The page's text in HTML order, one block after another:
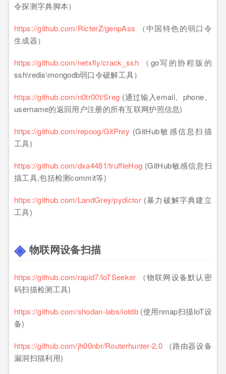
令探测字典脚本）
https://github.com/RicterZ/genpAss （中国特色的弱口令
生成器）
https://github.com/netxfly/crack_ssh（go写的协程版的
ssh\redis\mongodb弱口令破解工具）
https://github.com/n0tr00t/Sreg (通过输入email、phone、
username的返回用户注册的所有互联网护照信息)
https://github.com/repoog/GitPrey (GitHub敏感信息扫描
工具)
https://github.com/dxa4481/truffleHog (GitHub敏感信息扫
描工具,包括检测commit等)
https://github.com/LandGrey/pydictor(暴力破解字典建立
工具)
物联网设备扫描
https://github.com/rapid7/IoTSeeker （物联网设备默认密
码扫描检测工具)
https://github.com/shodan-labs/iotdb(使用nmap扫描IoT设
备)
https://github.com/jh00nbr/Routerhunter-2.0（路由器设备
漏洞扫描利用)